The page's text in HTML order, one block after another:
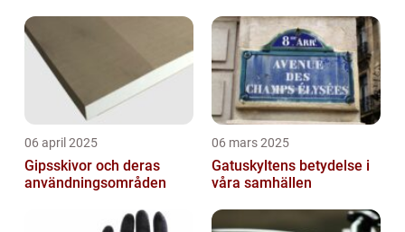
06 april 2025
Gipsskivor och deras
användningsområden
06 mars 2025
Gatuskyltens betydelse i
våra samhällen